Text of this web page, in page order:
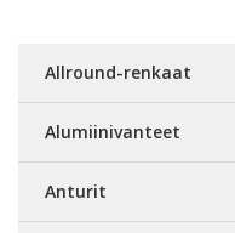
Allround-renkaat
Alumiinivanteet
Anturit